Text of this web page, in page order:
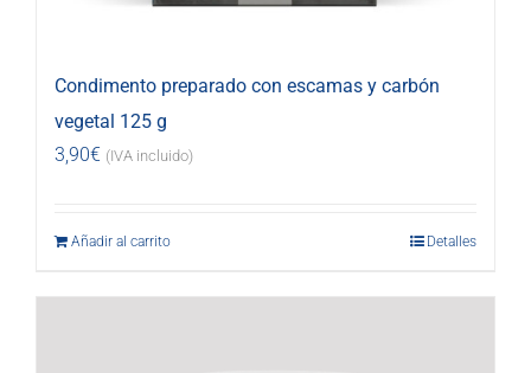
Condimento preparado con escamas y carbón
vegetal 125 g
3,90€ (IVA incluido)
Añadir al carrito Detalles